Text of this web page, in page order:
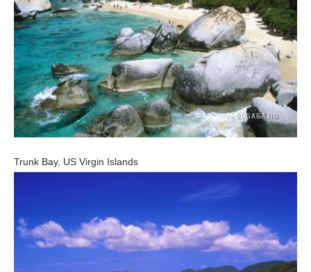
Trunk Bay, US Virgin Islands